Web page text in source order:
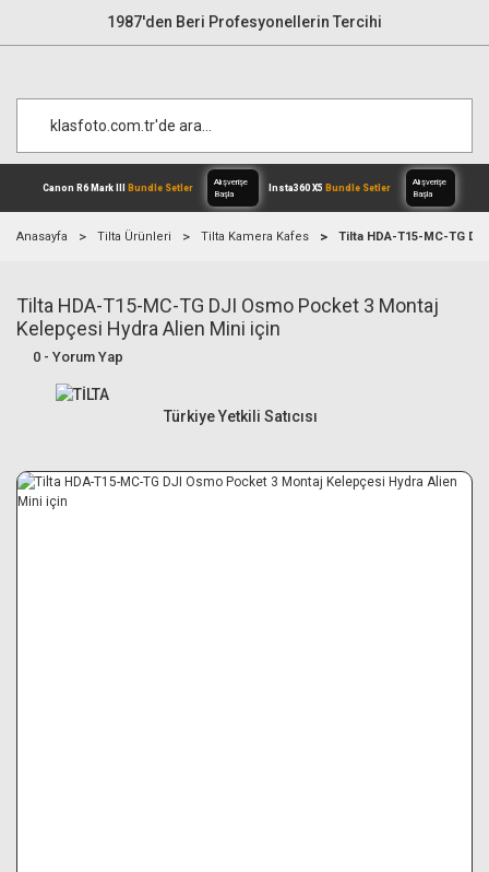
1987'den Beri Profesyonellerin Tercihi
Canon R6 Mark IIIBundle Setler
Alışverişe
Anasayfa Tilta Ürünleri Tilta Kamera Kafes Tilta HDA-T15-MC-TG
Tilta HDA-T15-MC-TG DJI Osmo Pocket 3 Montaj
Kelepçesi Hydra Alien Mini için
0 - Yorum Yap
Türkiye Yetkili Satıcısı